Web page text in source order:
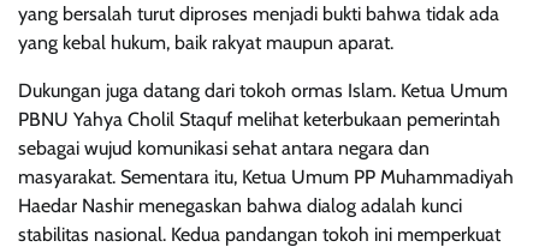
yang bersalah turut diproses menjadi bukti bahwa tidak ada
yang kebal hukum, baik rakyat maupun aparat.
Dukungan juga datang dari tokoh ormas Islam. Ketua Umum
PBNU Yahya Cholil Staquf melihat keterbukaan pemerintah
sebagai wujud komunikasi sehat antara negara dan
masyarakat. Sementara itu, Ketua Umum PP Muhammadiyah
Haedar Nashir menegaskan bahwa dialog adalah kunci
stabilitas nasional. Kedua pandangan tokoh ini memperkuat